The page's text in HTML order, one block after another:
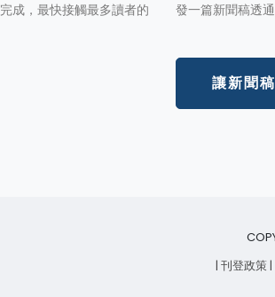
成，最快接觸最多讀者的
發一篇新聞稿透
讓新聞
| 刊登政策